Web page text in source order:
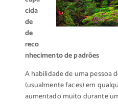
cida
de
de
reco
nhecimento de padrões
A habilidade de uma pessoa
(usualmente faces) em
aumentado muito durante